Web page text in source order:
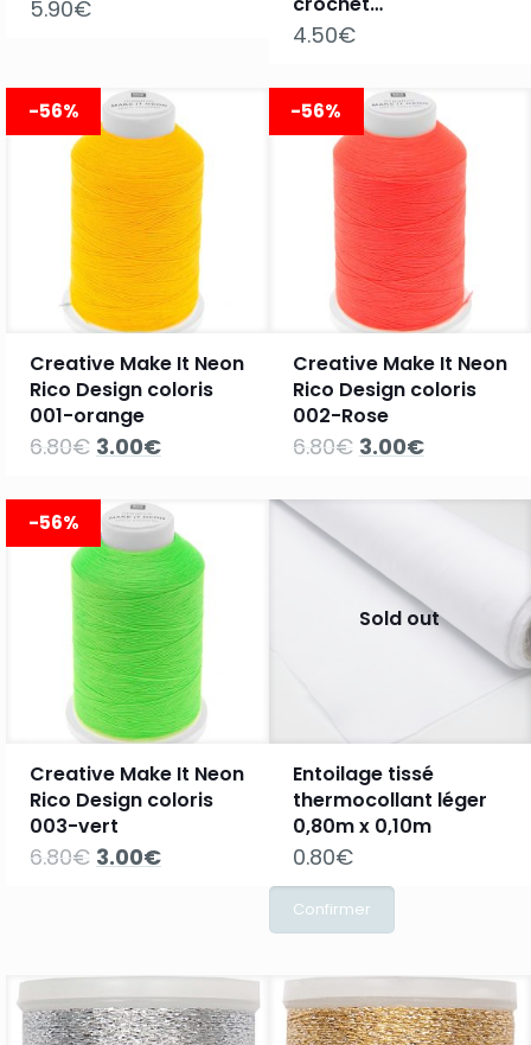
5.90€
4.50€
-56%
Creative Make It Neon
Rico Design coloris
001-orange
6.80€ Le
était :
6.80€.
3.00€Le
est :
3.00€.
-56%
Creative Make It Neon
Rico Design coloris
002-Rose
6.80€ Le
3.00€Le
-56%
Creative Make It Neon
Rico Design coloris
003-vert
6.80€ Le
3.00€Le
Sold out
Entoilage tissé
thermocollant léger
0,80m x 0,10m
0.80€